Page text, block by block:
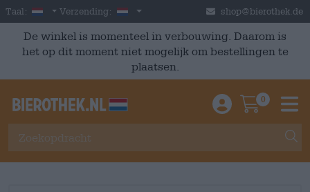
Skip to main content
Taal: Dutch
Verzending: Nederland shop@bierothek.de
De winkel is momenteel in verbouwing. Daarom is
het op dit moment niet mogelijk om bestellingen te
plaatsen.
Einloggen /
0